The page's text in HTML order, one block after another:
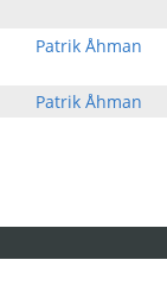
Patrik Åhman
Patrik Åhman